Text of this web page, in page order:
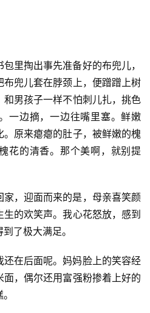
里掏出事先准备好的布兜儿，
兜儿套在脖颈上，便蹭蹭上树
男孩子一样不怕刺儿扎，挑色
一边摘，一边往嘴里塞。鲜嫩
原来瘪瘪的肚子，被鲜嫩的槐
花的清香。那个美啊，就别提
家，迎面而来的是，母亲喜笑颜
的欢笑声。我心花怒放，感到
了极大满足。
在后面呢。妈妈脸上的笑容经
，偶尔还用富强粉掺着上好的